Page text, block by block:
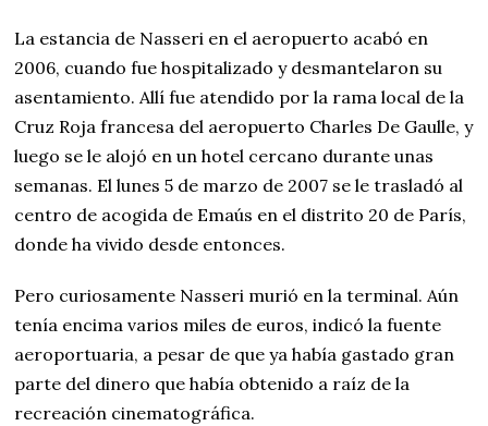
La estancia de Nasseri en el aeropuerto acabó en
2006, cuando fue hospitalizado y desmantelaron su
asentamiento. Allí fue atendido por la rama local de la
Cruz Roja francesa del aeropuerto Charles De Gaulle, y
luego se le alojó en un hotel cercano durante unas
semanas. El lunes 5 de marzo de 2007 se le trasladó al
centro de acogida de Emaús en el distrito 20 de París,
donde ha vivido desde entonces.
Pero curiosamente Nasseri murió en la terminal. Aún
tenía encima varios miles de euros, indicó la fuente
aeroportuaria, a pesar de que ya había gastado gran
parte del dinero que había obtenido a raíz de la
recreación cinematográfica.